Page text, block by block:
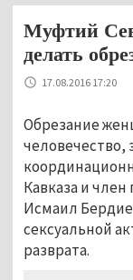
Муфтий
делать
17.08.2016 17:20
Обрезание
человечество,
Кавказа и
Исмаил
сексуальной
разврата.